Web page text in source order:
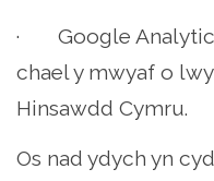
· Google
chael y mwyaf o
Hinsawdd Cymru.
Os nad ydych yn